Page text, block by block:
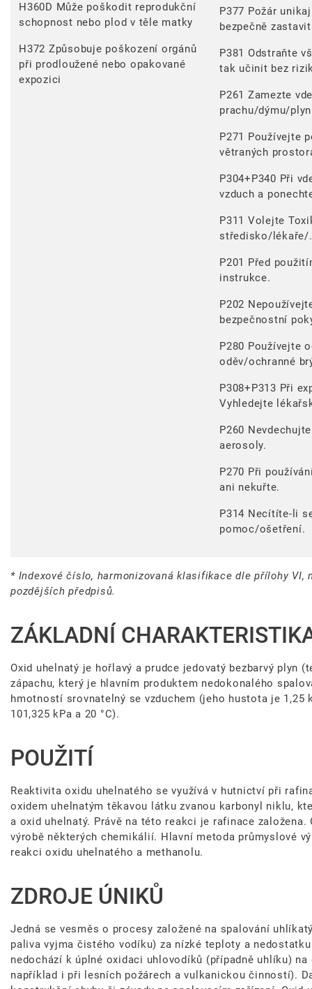
H360D Může poškodit reprodukční
schopnost nebo plod v těle matky
H372 Způsobuje poškození orgánů
při prodloužené nebo opakované
expozici
P377 Požár
bezpečně
P381 Odstraňte
tak učinit bez
P261 Zamezte
prachu/dýmu/
P271 Používejte
větraných
P304+P340 Při
vzduch a
P311 Volejte
středisko/lékaře/
P201 Před
instrukce.
P202
bezpečnostní
P280 Používejte
oděv/ochranné
P308+P313 Při
Vyhledejte
P260
aerosoly.
P270 Při
ani nekuřte.
P314 Necítíte-li
pomoc/ošetření.
* Indexové číslo, harmonizovaná klasifikace dle přílohy VI,
pozdějších předpisů.
ZÁKLADNÍ
Oxid uhelnatý je hořlavý a prudce jedovatý bezbarvý plyn
zápachu, který je hlavním produktem nedokonalého
hmotností srovnatelný se vzduchem (jeho hustota je 1,25
101,325 kPa a 20 °C).
POUŽITÍ
Reaktivita oxidu uhelnatého se využívá v hutnictví při
oxidem uhelnatým těkavou látku zvanou karbonyl niklu,
a oxid uhelnatý. Právě na této reakci je rafinace založena.
výrobě některých chemikálií. Hlavní metoda průmyslové
reakci oxidu uhelnatého a methanolu.
ZDROJE ÚNIKŮ
Jedná se vesměs o procesy založené na spalování
paliva vyjma čistého vodíku) za nízké teploty a
nedochází k úplné oxidaci uhlovodíků (případně uhlíku)
například i při lesních požárech a vulkanickou činností).